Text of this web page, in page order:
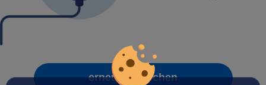
erneut versuchen